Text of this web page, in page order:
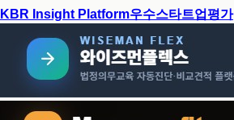
KBR Insight Platform우수스타트업평가